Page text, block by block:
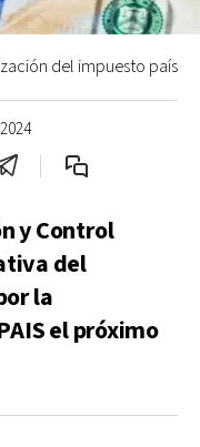
del impuesto país
y Control
del
la
el próximo